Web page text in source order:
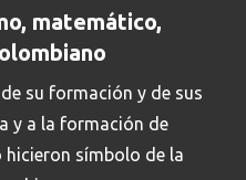
matemático,
su formación y de sus
y a la formación de
símbolo de la